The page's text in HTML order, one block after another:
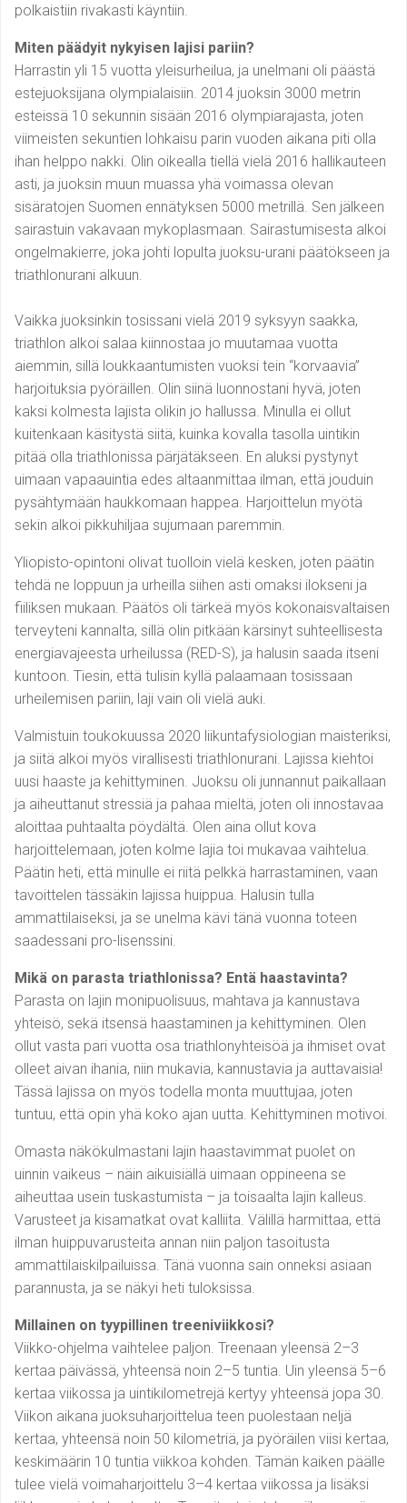
polkaistiin rivakasti käyntiin.
Miten päädyit nykyisen lajisi pariin?
Harrastin yli 15 vuotta yleisurheilua, ja unelmani oli päästä
estejuoksijana olympialaisiin. 2014 juoksin 3000 metrin
esteissä 10 sekunnin sisään 2016 olympiarajasta, joten
viimeisten sekuntien lohkaisu parin vuoden aikana piti olla
ihan helppo nakki. Olin oikealla tiellä vielä 2016 hallikauteen
asti, ja juoksin muun muassa yhä voimassa olevan
sisäratojen Suomen ennätyksen 5000 metrillä. Sen jälkeen
sairastuin vakavaan mykoplasmaan. Sairastumisesta alkoi
ongelmakierre, joka johti lopulta juoksu-urani päätökseen ja
triathlonurani alkuun.
Vaikka juoksinkin tosissani vielä 2019 syksyyn saakka,
triathlon alkoi salaa kiinnostaa jo muutamaa vuotta
aiemmin, sillä loukkaantumisten vuoksi tein “korvaavia”
harjoituksia pyöräillen. Olin siinä luonnostani hyvä, joten
kaksi kolmesta lajista olikin jo hallussa. Minulla ei ollut
kuitenkaan käsitystä siitä, kuinka kovalla tasolla uintikin
pitää olla triathlonissa pärjätäkseen. En aluksi pystynyt
uimaan vapaauintia edes altaanmittaa ilman, että jouduin
pysähtymään haukkomaan happea. Harjoittelun myötä
sekin alkoi pikkuhiljaa sujumaan paremmin.
Yliopisto-opintoni olivat tuolloin vielä kesken, joten päätin
tehdä ne loppuun ja urheilla siihen asti omaksi ilokseni ja
fiiliksen mukaan. Päätös oli tärkeä myös kokonaisvaltaisen
terveyteni kannalta, sillä olin pitkään kärsinyt suhteellisesta
energiavajeesta urheilussa (RED-S), ja halusin saada itseni
kuntoon. Tiesin, että tulisin kyllä palaamaan tosissaan
urheilemisen pariin, laji vain oli vielä auki.
Valmistuin toukokuussa 2020 liikuntafysiologian maisteriksi,
ja siitä alkoi myös virallisesti triathlonurani. Lajissa kiehtoi
uusi haaste ja kehittyminen. Juoksu oli junnannut paikallaan
ja aiheuttanut stressiä ja pahaa mieltä, joten oli innostavaa
aloittaa puhtaalta pöydältä. Olen aina ollut kova
harjoittelemaan, joten kolme lajia toi mukavaa vaihtelua.
Päätin heti, että minulle ei riitä pelkkä harrastaminen, vaan
tavoittelen tässäkin lajissa huippua. Halusin tulla
ammattilaiseksi, ja se unelma kävi tänä vuonna toteen
saadessani pro-lisenssini.
Mikä on parasta triathlonissa? Entä haastavinta?
Parasta on lajin monipuolisuus, mahtava ja kannustava
yhteisö, sekä itsensä haastaminen ja kehittyminen. Olen
ollut vasta pari vuotta osa triathlonyhteisöä ja ihmiset ovat
olleet aivan ihania, niin mukavia, kannustavia ja auttavaisia!
Tässä lajissa on myös todella monta muuttujaa, joten
tuntuu, että opin yhä koko ajan uutta. Kehittyminen motivoi.
Omasta näkökulmastani lajin haastavimmat puolet on
uinnin vaikeus – näin aikuisiällä uimaan oppineena se
aiheuttaa usein tuskastumista – ja toisaalta lajin kalleus.
Varusteet ja kisamatkat ovat kalliita. Välillä harmittaa, että
ilman huippuvarusteita annan niin paljon tasoitusta
ammattilaiskilpailuissa. Tänä vuonna sain onneksi asiaan
parannusta, ja se näkyi heti tuloksissa.
Millainen on tyypillinen treeniviikkosi?
Viikko-ohjelma vaihtelee paljon. Treenaan yleensä 2–3
kertaa päivässä, yhteensä noin 2–5 tuntia. Uin yleensä 5–6
kertaa viikossa ja uintikilometrejä kertyy yhteensä jopa 30.
Viikon aikana juoksuharjoittelua teen puolestaan neljä
kertaa, yhteensä noin 50 kilometriä, ja pyöräilen viisi kertaa,
keskimäärin 10 tuntia viikkoa kohden. Tämän kaiken päälle
tulee vielä voimaharjoittelu 3–4 kertaa viikossa ja lisäksi